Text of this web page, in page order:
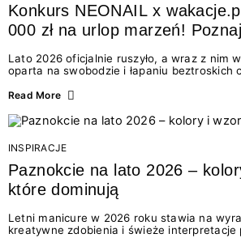
Konkurs NEONAIL x
000 zł na urlop marzeń!
Lato 2026 oficjalnie ruszyło, a wraz z nim
oparta na swobodzie i łapaniu beztroskich
doświadczenia wakacji – od
Motywem przewodnim jest eksplorowanie
letnich momentów. Z tej okazji
wyjątkowego: wielki konkurs z wakacje.pl
najgorętszych trendów w...
Read More
INSPIRACJE
Paznokcie na lato 2026 –
które dominują
Letni manicure w 2026 roku stawia na
kreatywne zdobienia i świeże interpretacje